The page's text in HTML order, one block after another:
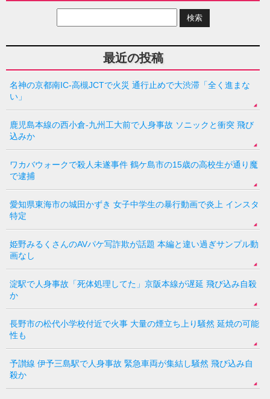
最近の投稿
名神の京都南IC-高槻JCTで火災 通行止めで大渋滞「全く進まな
い」
鹿児島本線の西小倉-九州工大前で人身事故 ソニックと衝突 飛び
込みか
ワカバウォークで殺人未遂事件 鶴ケ島市の15歳の高校生が通り魔
で逮捕
愛知県東海市の城田かずき 女子中学生の暴行動画で炎上 インスタ
特定
姫野みるくさんのAVパケ写詐欺が話題 本編と違い過ぎサンプル動
画なし
淀駅で人身事故「死体処理してた」京阪本線が遅延 飛び込み自殺
か
長野市の松代小学校付近で火事 大量の煙立ち上り騒然 延焼の可能
性も
予讃線 伊予三島駅で人身事故 緊急車両が集結し騒然 飛び込み自
殺か